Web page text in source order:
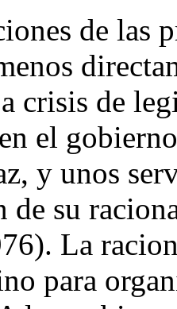
de las
crisis de
el
y unos
de su
La
para